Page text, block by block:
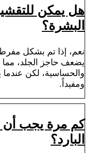
هل يمكن
البشرة؟
نعم، إذا تم بشكل
يضعف حاجز الجلد،
والحساسية، لكن
ومفيداً.
كم مرة يجب أن
البارد؟